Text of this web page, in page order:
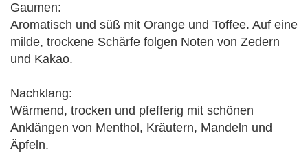
Gaumen:
Aromatisch und süß mit Orange und Toffee. Auf eine
milde, trockene Schärfe folgen Noten von Zedern
und Kakao.
Nachklang:
Wärmend, trocken und pfefferig mit schönen
Anklängen von Menthol, Kräutern, Mandeln und
Äpfeln.